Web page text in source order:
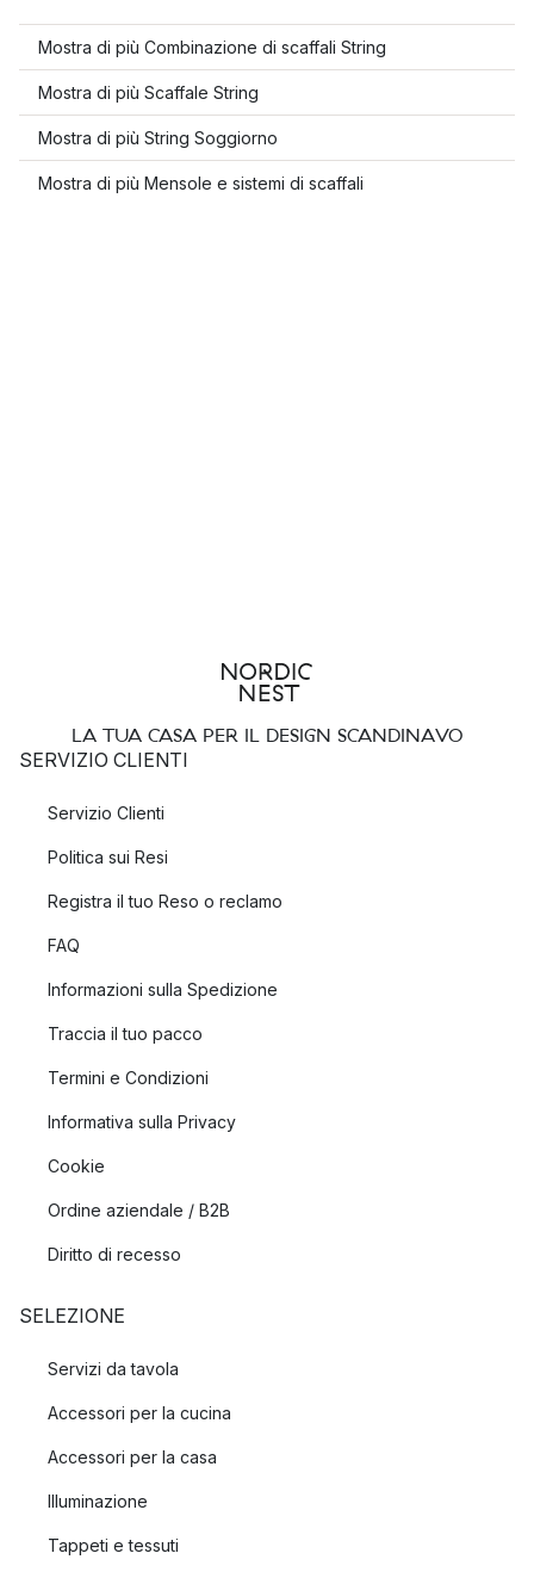
Mostra di più Combinazione di scaffali String
Mostra di più Scaffale String
Mostra di più String Soggiorno
Mostra di più Mensole e sistemi di scaffali
LA TUA CASA PER IL DESIGN SCANDINAVO
SERVIZIO CLIENTI
Servizio Clienti
Politica sui Resi
Registra il tuo Reso o reclamo
FAQ
Informazioni sulla Spedizione
Traccia il tuo pacco
Termini e Condizioni
Informativa sulla Privacy
Cookie
Ordine aziendale / B2B
Diritto di recesso
SELEZIONE
Servizi da tavola
Accessori per la cucina
Accessori per la casa
Illuminazione
Tappeti e tessuti